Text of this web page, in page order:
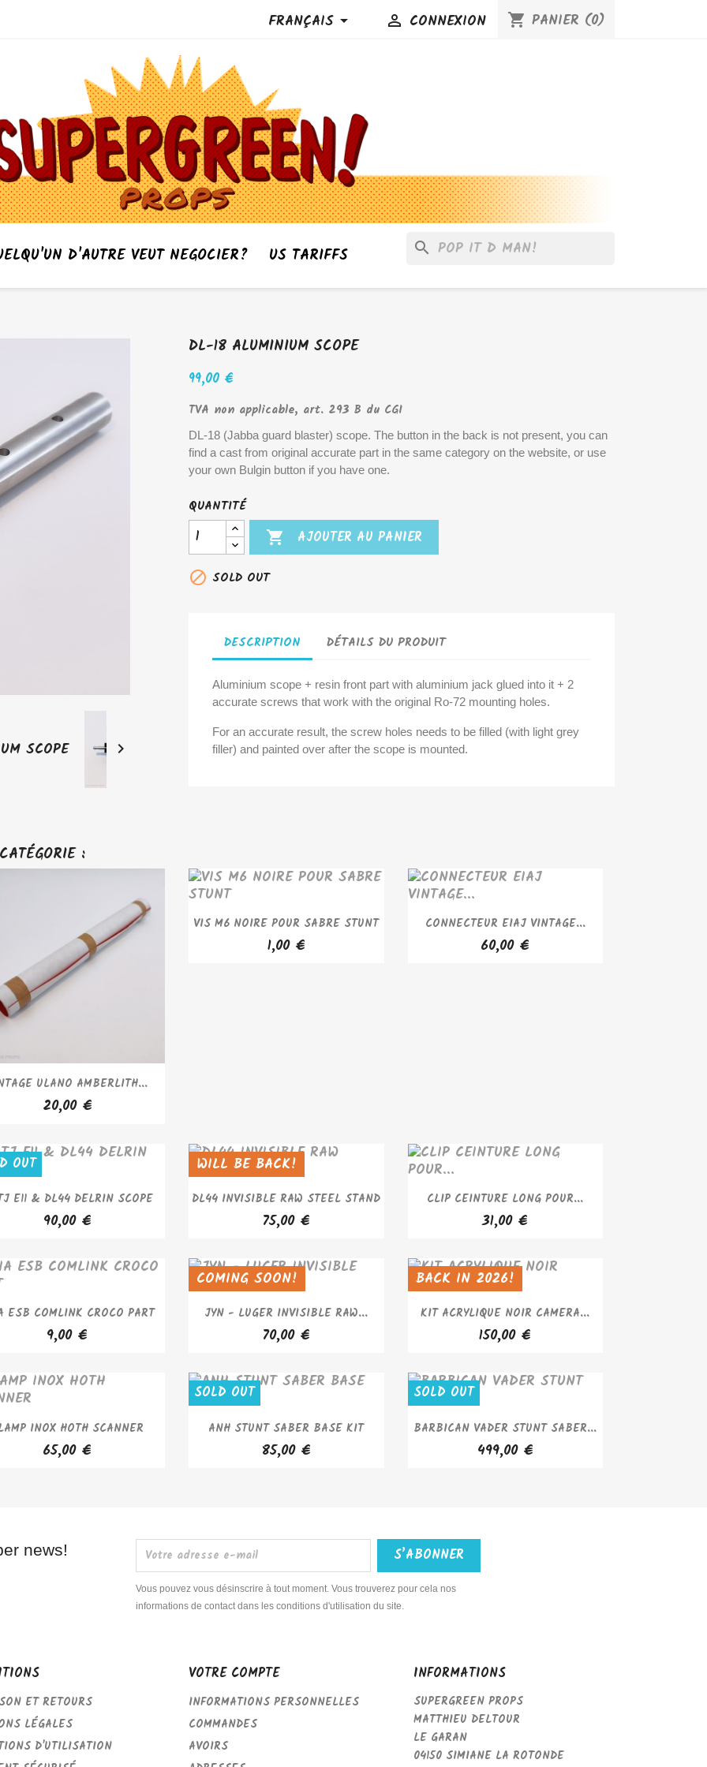
FRANÇAIS   CONNEXION shopping_cart PANIER (0)
D'AUTRE VEUT NEGOCIER? US TARIFFS search

DL-18 ALUMINIUM SCOPE
99,00 €
TVA non applicable, art. 293 B du CGI
DL-18 (Jabba guard blaster) scope. The button in the back is not present, you can
find a cast from original accurate part in the same category on the website, or use
your own Bulgin button if you have one.
QUANTITÉ

AJOUTER AU PANIER
 SOLD OUT
DESCRIPTION DÉTAILS DU PRODUIT
Aluminium scope + resin front part with aluminium jack glued into it + 2
accurate screws that work with the original Ro-72 mounting holes.
For an accurate result, the screw holes needs to be filled (with light grey
filler) and painted over after the scope is mounted.
:
APERÇU RAPIDE
ULANO AMBERLITH...
20,00 €
APERÇU RAPIDE
VIS M6 NOIRE POUR SABRE STUNT
1,00 €
APERÇU RAPIDE
CONNECTEUR EIAJ VINTAGE...
60,00 €
APERÇU RAPIDE
E11 & DL44 DELRIN SCOPE
90,00 €
OUT WILL BE BACK!
APERÇU RAPIDE
DL44 INVISIBLE RAW STEEL STAND
75,00 €
SOLD OUT
APERÇU RAPIDE
CLIP CEINTURE LONG POUR...
31,00 €
APERÇU RAPIDE
ESB COMLINK CROCO PART
9,00 €
COMING SOON!
APERÇU RAPIDE
JYN - LUGER INVISIBLE RAW...
70,00 €
SOLD OUT BACK IN 2026!
APERÇU RAPIDE
KIT ACRYLIQUE NOIR CAMERA...
150,00 €
SOLD OUT
 APERÇU RAPIDE
INOX HOTH SCANNER
65,00 €
APERÇU RAPIDE
ANH STUNT SABER BASE KIT
85,00 €
SOLD OUT
APERÇU RAPIDE
BARBICAN VADER STUNT SABER...
499,00 €
SOLD OUT
news!
Vous pouvez vous désinscrire à tout moment. Vous trouverez pour cela nos
informations de contact dans les conditions d'utilisation du site.
ET RETOURS
LÉGALES
D'UTILISATION
VOTRE COMPTE
INFORMATIONS PERSONNELLES
COMMANDES
AVOIRS
INFORMATIONS
SUPERGREEN PROPS
MATTHIEU DELTOUR
LE GARAN
04150 SIMIANE LA ROTONDE